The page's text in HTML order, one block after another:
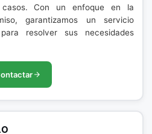
Con un enfoque en la
garantizamos un servicio
resolver sus necesidades